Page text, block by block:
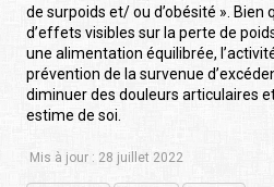
de surpoids et/ ou d’obésité ». Bien
d’effets visibles sur la perte de
une alimentation équilibrée,
prévention de la survenue
diminuer des douleurs articulaires
estime de soi.
Mis à jour : 28 juillet 2022